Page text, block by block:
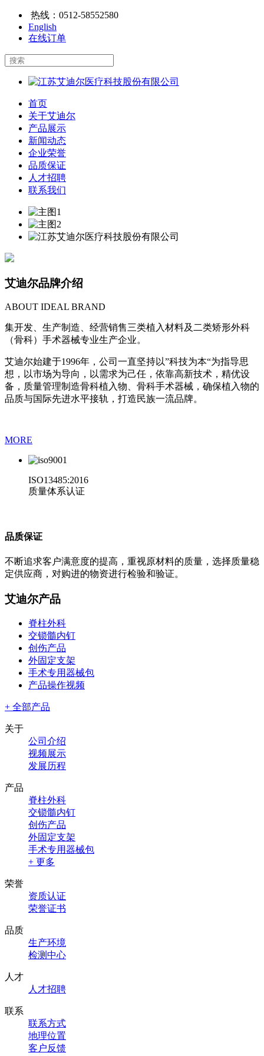
热线： 0512-58552580
English
在线订单
首页
关于艾迪尔
产品展示
新闻动态
企业荣誉
品质保证
人才招聘
联系我们
艾迪尔品牌介绍
ABOUT IDEAL BRAND
集开发、生产制造、经营销售三类植入材料及二类矫形外科
（骨科）手术器械专业生产企业。
艾迪尔始建于1996年，公司一直坚持以”科技为本“为指导思
想，以市场为导向，以需求为己任，依靠高新技术，精优设
备，质量管理制造骨科植入物、骨科手术器械，确保植入物的
品质与国际先进水平接轨，打造民族一流品牌。
MORE
ISO13485:2016
质量体系认证
品质保证
不断追求客户满意度的提高，重视原材料的质量，选择质量稳
定供应商，对购进的物资进行检验和验证。
艾迪尔产品
脊柱外科
交锁髓内钉
创伤产品
外固定支架
手术专用器械包
产品操作视频
+ 全部产品
关于
公司介绍
视频展示
发展历程
产品
脊柱外科
交锁髓内钉
创伤产品
外固定支架
手术专用器械包
+ 更多
荣誉
资质认证
荣誉证书
品质
生产环境
检测中心
人才
人才招聘
联系
联系方式
地理位置
客户反馈